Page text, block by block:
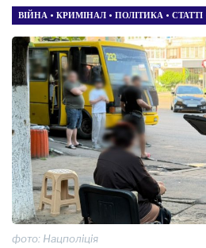
ВІЙНА • КРИМІНАЛ • ПОЛІТИКА • СТАТТІ
фото: Нацполіція